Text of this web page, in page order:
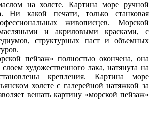
на холсте. Картина море ручной
Ни какой печати, только станковая
живописцев. Морской
и акриловыми красками, с
структурных паст и объемных
пейзаж» полностью окончена, она
художественного лака, натянута на
крепления. Картина море
холсте с галерейной натяжкой за
вешать картину «морской пейзаж»